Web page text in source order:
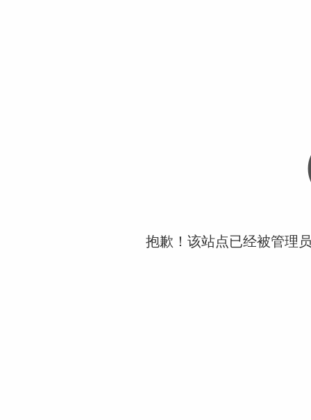
抱歉！该站点已经被管理